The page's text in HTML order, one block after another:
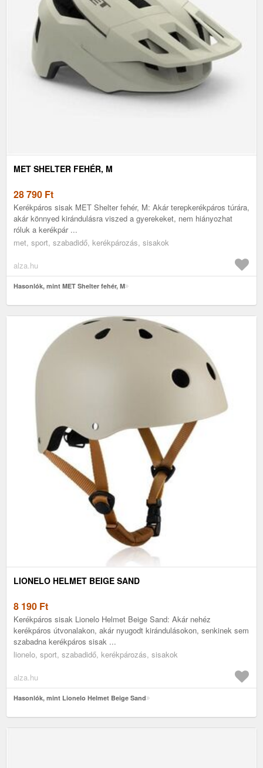
MET SHELTER FEHÉR, M
28 790 Ft
Kerékpáros sisak MET Shelter fehér, M: Akár terepkerékpáros túrára,
akár könnyed kirándulásra viszed a gyerekeket, nem hiányozhat
róluk a kerékpár ...
met, sport, szabadidő, kerékpározás, sisakok
alza.hu
Hasonlók, mint MET Shelter fehér, M
LIONELO HELMET BEIGE SAND
8 190 Ft
Kerékpáros sisak Lionelo Helmet Beige Sand: Akár nehéz
kerékpáros útvonalakon, akár nyugodt kirándulásokon, senkinek sem
szabadna kerékpáros sisak ...
lionelo, sport, szabadidő, kerékpározás, sisakok
alza.hu
Hasonlók, mint Lionelo Helmet Beige Sand